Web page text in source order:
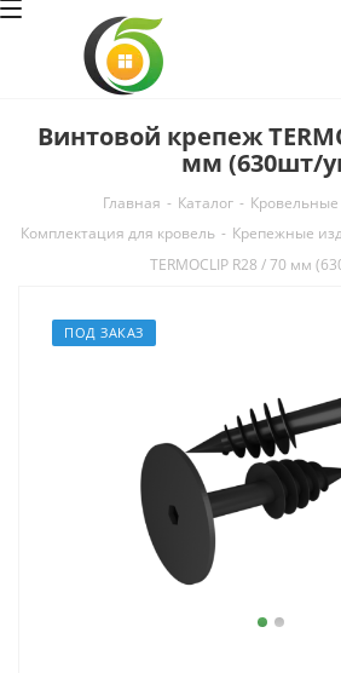
Винтовой крепеж
мм (630шт/
Главная - Каталог -
Комплектация для кровель - Крепежные
TERMOCLIP R28 / 70 мм
ПОД ЗАКАЗ